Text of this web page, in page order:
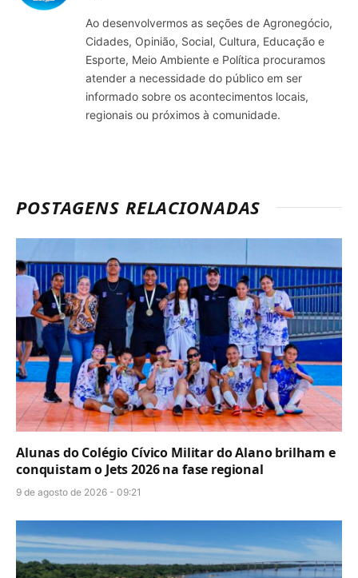
Ao desenvolvermos as seções de Agronegócio,
Cidades, Opinião, Social, Cultura, Educação e
Esporte, Meio Ambiente e Política procuramos
atender a necessidade do público em ser
informado sobre os acontecimentos locais,
regionais ou próximos à comunidade.
POSTAGENS RELACIONADAS
Alunas do Colégio Cívico Militar do Alano brilham e
conquistam o Jets 2026 na fase regional
9 de agosto de 2026 - 09:21